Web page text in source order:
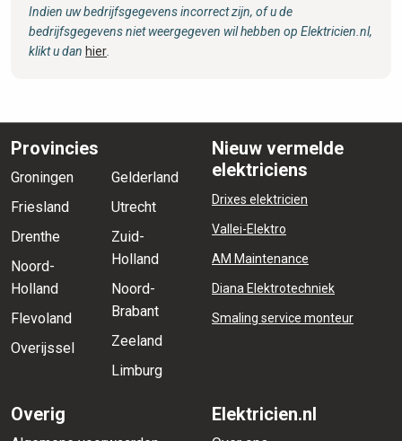
Indien uw bedrijfsgegevens incorrect zijn, of u de
bedrijfsgegevens niet weergegeven wil hebben op Elektricien.nl,
klikt u dan hier
Provincies
Groningen
Friesland
Drenthe
Noord-
Holland
Flevoland
Overijssel
Gelderland
Utrecht
Zuid-
Holland
Noord-
Brabant
Zeeland
Limburg
Nieuw vermelde
elektriciens
Drixes elektricien
Vallei-Elektro
AM Maintenance
Diana Elektrotechniek
Smaling service monteur
Overig Elektricien.nl